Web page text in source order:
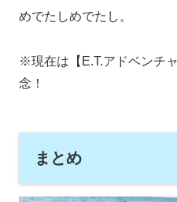
めでたしめでたし。
※現在は【E.T.アドベンチ
念！
まとめ